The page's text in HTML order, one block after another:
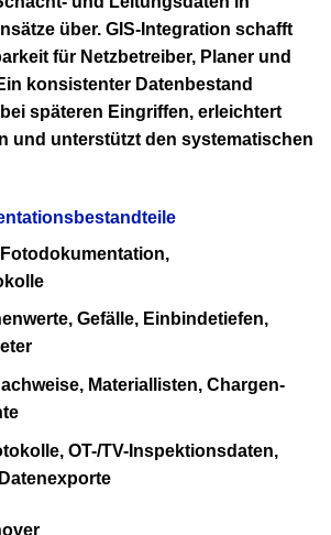
über. GIS-Integration schafft
für Netzbetreiber, Planer und
konsistenter Datenbestand
späteren Eingriffen, erleichtert
und unterstützt den systematischen
Gefälle, Einbindetiefen,
Materiallisten, Chargen-
OT-/TV-Inspektionsdaten,